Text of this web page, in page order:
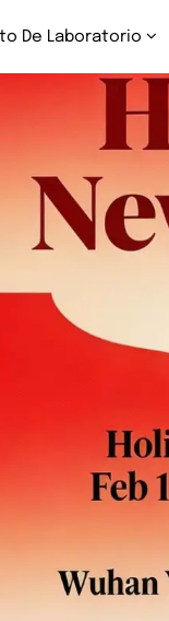
De Laboratorio